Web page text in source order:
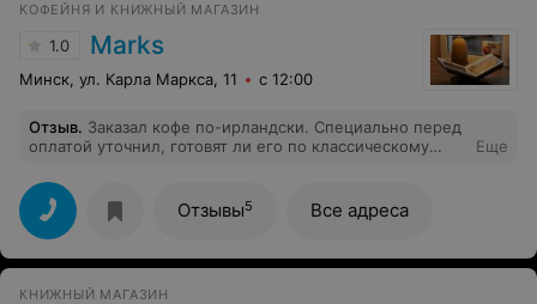
КОФЕЙНЯ И КНИЖНЫЙ МАГАЗИН
1.0 Marks
Минск, ул. Карла Маркса, 11 с 12:00
Отзыв. Заказал кофе по-ирландски. Специально перед
оплатой уточнил, готовят ли его по классическому
вместо кофе по-ирландски получил смесь кофе,
сливок и виски. И все это стоило 12 р.
Еще
Отзывы5 Все адреса
КНИЖНЫЙ МАГАЗИН